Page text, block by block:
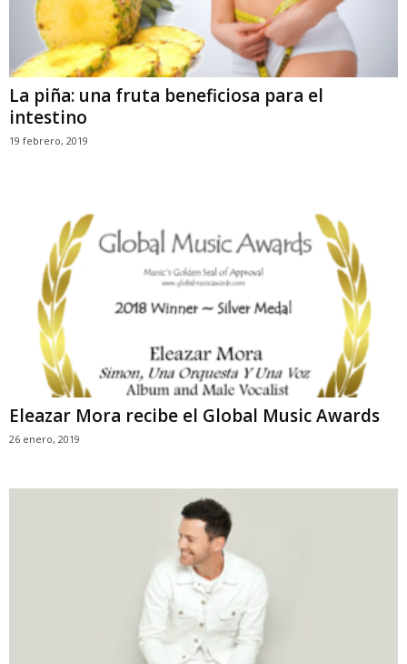
La piña: una fruta beneficiosa para el
intestino
19 febrero, 2019
Eleazar Mora recibe el Global Music Awards
26 enero, 2019